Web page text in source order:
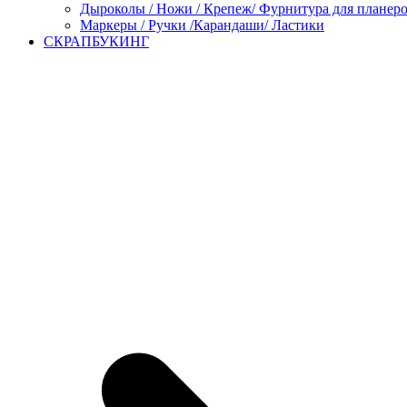
Дыроколы / Ножи / Крепеж/ Фурнитура для
Маркеры / Ручки /Карандаши/ Ластики
СКРАПБУКИНГ